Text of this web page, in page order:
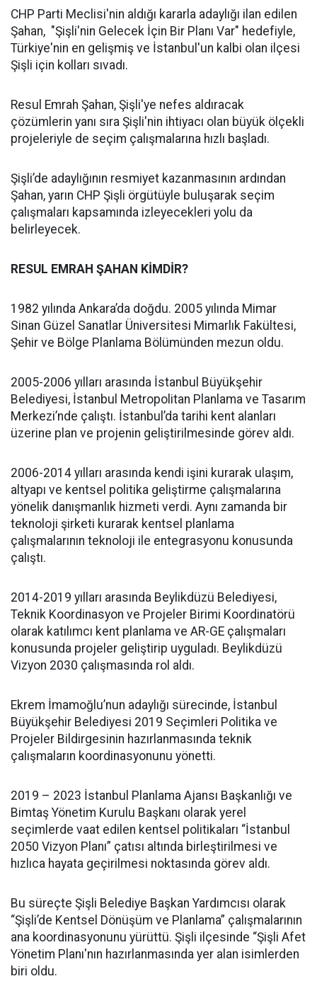
CHP Parti Meclisi'nin aldığı kararla adaylığı ilan edilen
Şahan, "Şişli'nin Gelecek İçin Bir Planı Var" hedefiyle,
Türkiye'nin en gelişmiş ve İstanbul'un kalbi olan ilçesi
Şişli için kolları sıvadı.
Resul Emrah Şahan, Şişli'ye nefes aldıracak
çözümlerin yanı sıra Şişli'nin ihtiyacı olan büyük ölçekli
projeleriyle de seçim çalışmalarına hızlı başladı.
Şişli’de adaylığının resmiyet kazanmasının ardından
Şahan, yarın CHP Şişli örgütüyle buluşarak seçim
çalışmaları kapsamında izleyecekleri yolu da
belirleyecek.
RESUL EMRAH ŞAHAN KİMDİR?
1982 yılında Ankara’da doğdu. 2005 yılında Mimar
Sinan Güzel Sanatlar Üniversitesi Mimarlık Fakültesi,
Şehir ve Bölge Planlama Bölümünden mezun oldu.
2005-2006 yılları arasında İstanbul Büyükşehir
Belediyesi, İstanbul Metropolitan Planlama ve Tasarım
Merkezi’nde çalıştı. İstanbul’da tarihi kent alanları
üzerine plan ve projenin geliştirilmesinde görev aldı.
2006-2014 yılları arasında kendi işini kurarak ulaşım,
altyapı ve kentsel politika geliştirme çalışmalarına
yönelik danışmanlık hizmeti verdi. Aynı zamanda bir
teknoloji şirketi kurarak kentsel planlama
çalışmalarının teknoloji ile entegrasyonu konusunda
çalıştı.
2014-2019 yılları arasında Beylikdüzü Belediyesi,
Teknik Koordinasyon ve Projeler Birimi Koordinatörü
olarak katılımcı kent planlama ve AR-GE çalışmaları
konusunda projeler geliştirip uyguladı. Beylikdüzü
Vizyon 2030 çalışmasında rol aldı.
Ekrem İmamoğlu’nun adaylığı sürecinde, İstanbul
Büyükşehir Belediyesi 2019 Seçimleri Politika ve
Projeler Bildirgesinin hazırlanmasında teknik
çalışmaların koordinasyonunu yönetti.
2019 – 2023 İstanbul Planlama Ajansı Başkanlığı ve
Bimtaş Yönetim Kurulu Başkanı olarak yerel
seçimlerde vaat edilen kentsel politikaları “İstanbul
2050 Vizyon Planı” çatısı altında birleştirilmesi ve
hızlıca hayata geçirilmesi noktasında görev aldı.
Bu süreçte Şişli Belediye Başkan Yardımcısı olarak
“Şişli’de Kentsel Dönüşüm ve Planlama” çalışmalarının
ana koordinasyonunu yürüttü. Şişli ilçesinde “Şişli Afet
Yönetim Planı'nın hazırlanmasında yer alan isimlerden
biri oldu.